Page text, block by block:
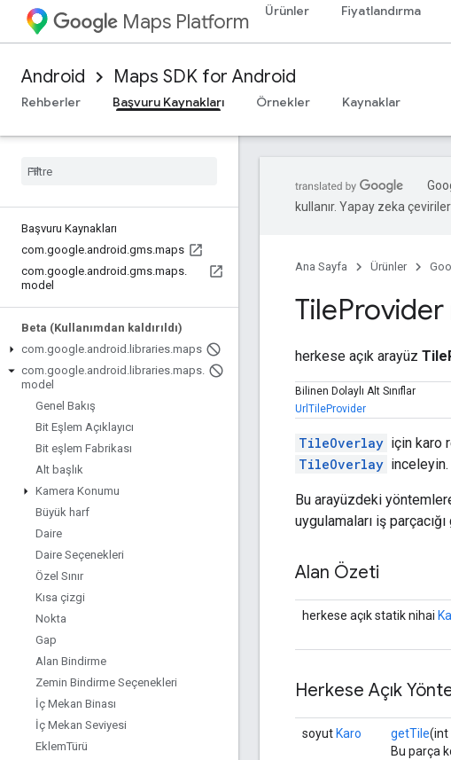
Maps Platform Ürünler Fiyatlandırma
Android Maps SDK for Android
Rehberler
Başvuru Kaynakları Örnekler Kaynaklar
Başvuru Kaynakları
com.google.android .gms.maps
com.google.android .gms.maps.
model
Beta (Kullanımdan kaldırıldı)
com.google.android . libraries.maps
com.google.android . libraries.maps.
model
Genel Bakış
Bit Eşlem Açıklayıcı
Bit eşlem Fabrikası
Alt başlık
Kamera Konumu
Büyük harf
Daire
Daire Seçenekleri
Özel Sınır
Kısa çizgi
Nokta
Gap
Alan Bindirme
Zemin Bindirme Seçenekleri
İç Mekan Binası
İç Mekan Seviyesi
EklemTürü
kullanır. Yapay zeka
Ana Sayfa Ürünler
TileProvider
herkese açık arayüz
Bilinen Dolaylı Alt Sınıflar
UrlTileProvider
TileOverlay için karo
TileOverlay inceleyin.
Bu arayüzdeki
uygulamaları iş parçacığı
Alan Özeti
herkese açık statik nihai
Herkese Açık
soyut Karo getTile(int
Bu parça